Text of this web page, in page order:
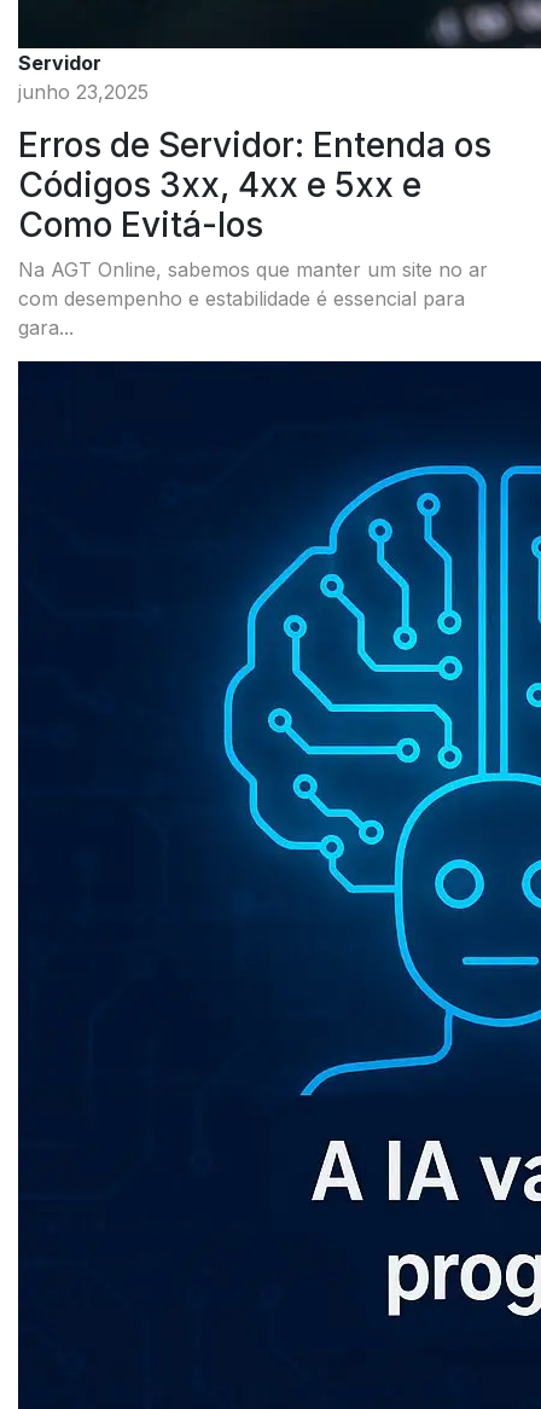
Servidor
junho 23,2025
Erros de Servidor: Entenda os
Códigos 3xx, 4xx e 5xx e
Como Evitá-los
Na AGT Online, sabemos que manter um site no ar
com desempenho e estabilidade é essencial para
gara...